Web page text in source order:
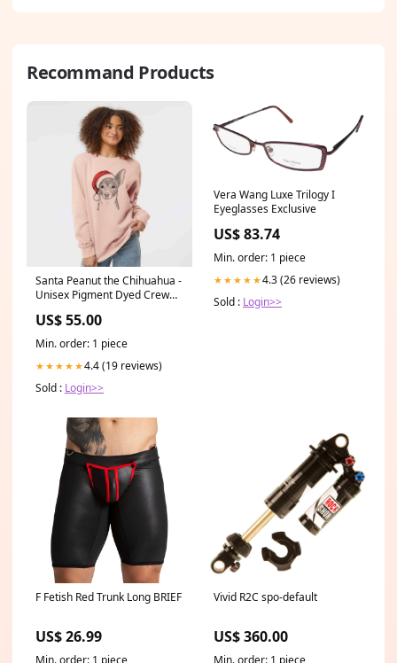
Recommand Products
Santa Peanut the Chihuahua -
Unisex Pigment Dyed Crew
US$ 55.00
Min. order: 1 piece
★★★★★4.4 (19 reviews)
Sold : Login>>
Vera Wang Luxe Trilogy I
Eyeglasses Exclusive
US$ 83.74
Min. order: 1 piece
★★★★★4.3 (26 reviews)
Sold : Login>>
F Fetish Red Trunk Long BRIEF
US$ 26.99
Vivid R2C spo-default
US$ 360.00